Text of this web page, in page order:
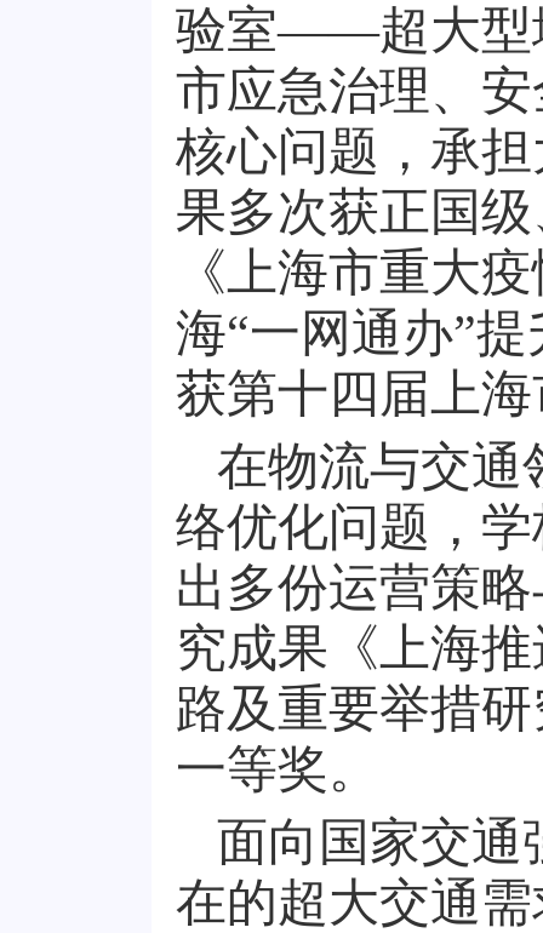
验室——超大型
市应急治理、
核心问题，承
果多次获正国
《上海市重大
海“一网通办”
获第十四届上
在物流与交通
络优化问题，
出多份运营策
究成果《上海
路及重要举措
一等奖。
面向国家交通
在的超大交通